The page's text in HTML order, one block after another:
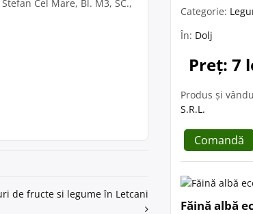
Cel Mare, Bl. M3, SC.,
de fructe si legume în Letcani
Categorie:
În: Dolj
Preț: 7
Produs și
S.R.L.
Comandă
Făină albă